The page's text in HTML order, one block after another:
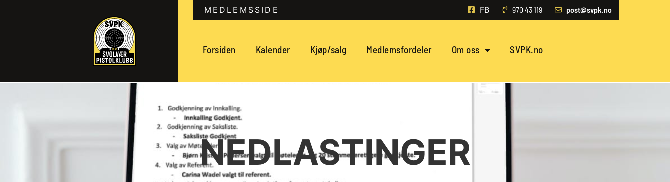
MEDLEMSSIDE FB 970 43 119‬ post@svpk.no
Forsiden Kalender Kjøp/salg Medlemsfordeler Om oss SVPK.no
NEDLASTINGER